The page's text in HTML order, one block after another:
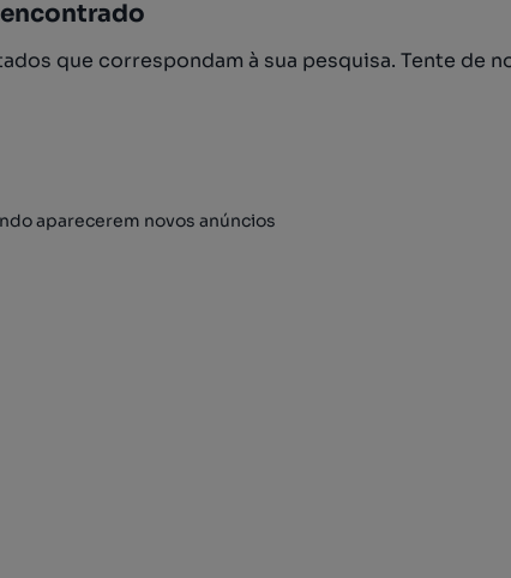
que correspondam à sua pesquisa. Tente de
aparecerem novos anúncios